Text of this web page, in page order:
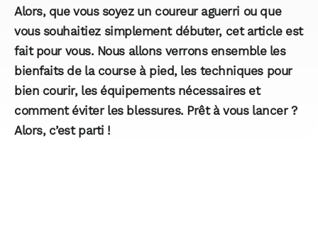
Alors, que vous soyez un coureur aguerri ou que
vous souhaitiez simplement débuter, cet article est
fait pour vous. Nous allons verrons ensemble les
bienfaits de la course à pied, les techniques pour
bien courir, les équipements nécessaires et
comment éviter les blessures. Prêt à vous lancer ?
Alors, c’est parti !